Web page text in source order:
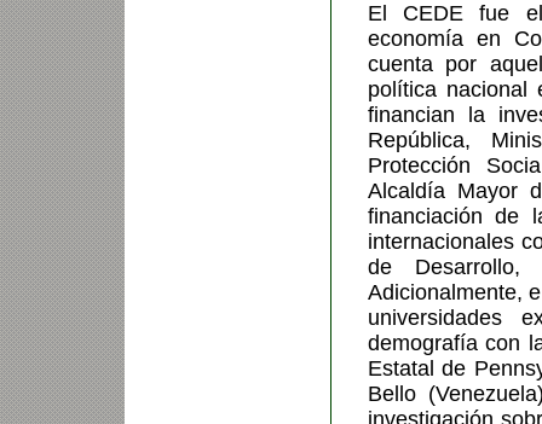
El CEDE fue
economía en
cuenta por
política nacional
financian la
República,
Protección
Alcaldía Mayor
financiación de
internacionales
de
Adicionalmente,
universidades
demografía con
Estatal de
Bello